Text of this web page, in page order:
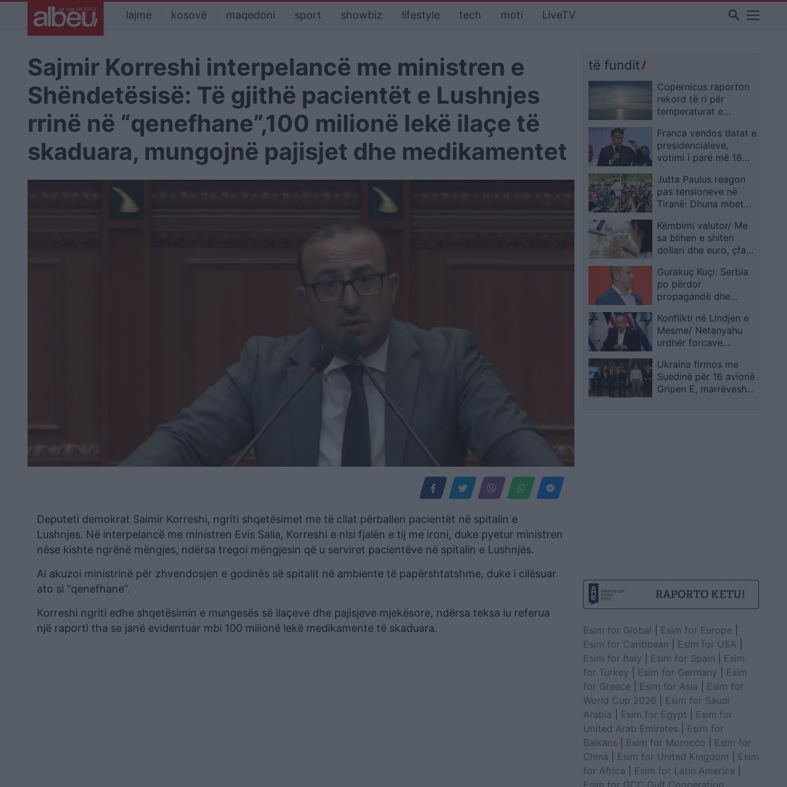
lajme kosovë maqedoni sport showbiz lifestyle tech moti LiveTV search
Sajmir Korreshi interpelancë me ministren e
Shëndetësisë: Të gjithë pacientët e Lushnjes
rrinë në “qenefhane”,100 milionë lekë ilaçe të
skaduara, mungojnë pajisjet dhe medikamentet
Deputeti demokrat Saimir Korreshi, ngriti shqetësimet me të cilat përballen pacientët në spitalin e
Lushnjes. Në interpelancë me ministren Evis Salia, Korreshi e nisi fjalën e tij me ironi, duke pyetur ministren
nëse kishte ngrënë mëngjes, ndërsa tregoi mëngjesin që u serviret pacientëve në spitalin e Lushnjës.
Ai akuzoi ministrinë për zhvendosjen e godinës së spitalit në ambiente të papërshtatshme, duke i cilësuar
ato si “qenefhane”.
Korreshi ngriti edhe shqetësimin e mungesës së ilaçeve dhe pajisjeve mjekësore, ndërsa teksa iu referua
një raporti tha se janë evidentuar mbi 100 milionë lekë medikamente të skaduara.
të fundit
Copernicus raporton
rekord të ri për
temperaturat e
gjashtëmujori i parë i
2026-ës mes më të
nxehtëve në histori
Franca vendos datat e
presidencialeve,
votimi i parë më 18
Jutta Paulus reagon
pas tensioneve në
Tiranë: Dhuna mbetet
çdo rast
Këmbimi valutor/ Me
sa blihen e shiten
dollari dhe euro, çfarë
e tjera
Gurakuç Kuçi: Serbia
po përdor
propagandë dhe
Kosovës edhe përmes
fëmijëve
Konflikti në Lindjen e
Mesme/ Netanyahu
urdhër forcave
shkatërrohet
plotësisht
infrastruktura e
Ukraina firmos me
Suedinë për 16 avionë
Gripen E, marrëveshja
Esim for Global Esim for Europe
Esim for Caribbean
Esim for USA
Esim for Italy
Esim for Spain
Esim
for Turkey
Esim for Germany
Esim
for Greece
Esim for Asia
Esim for
World Cup 2026
Esim for Saudi
Arabia
Esim for Egypt
Esim for
United Arab Emirates
Esim for
Balkans
Esim for Morocco
Esim for
China
Esim for United Kingdom
Esim
for Africa
Esim for Latin America
Esim for GCC Gulf Cooperation